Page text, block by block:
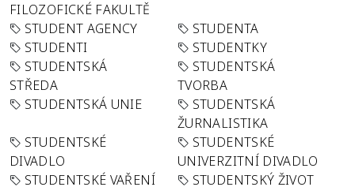
FILOZOFICKÉ FAKULTĚ
STUDENT AGENCY
STUDENTA
STUDENTI
STUDENTKY
STUDENTSKÁ
STŘEDA
STUDENTSKÁ
TVORBA
STUDENTSKÁ UNIE
STUDENTSKÁ
ŽURNALISTIKA
STUDENTSKÉ
DIVADLO
STUDENTSKÉ
UNIVERZITNÍ DIVADLO
STUDENTSKÉ VAŘENÍ
STUDENTSKÝ ŽIVOT